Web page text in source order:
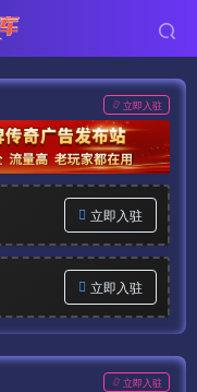
立即入驻
立即入驻
立即入驻
立即入驻